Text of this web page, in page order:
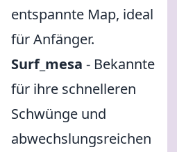
entspannte Map, ideal
für Anfänger.
Surf_mesa - Bekannte
für ihre schnelleren
Schwünge und
abwechslungsreichen